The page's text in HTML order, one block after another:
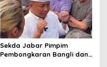
Sekda Jabar Pimpim
Pembongkaran Bangli dan